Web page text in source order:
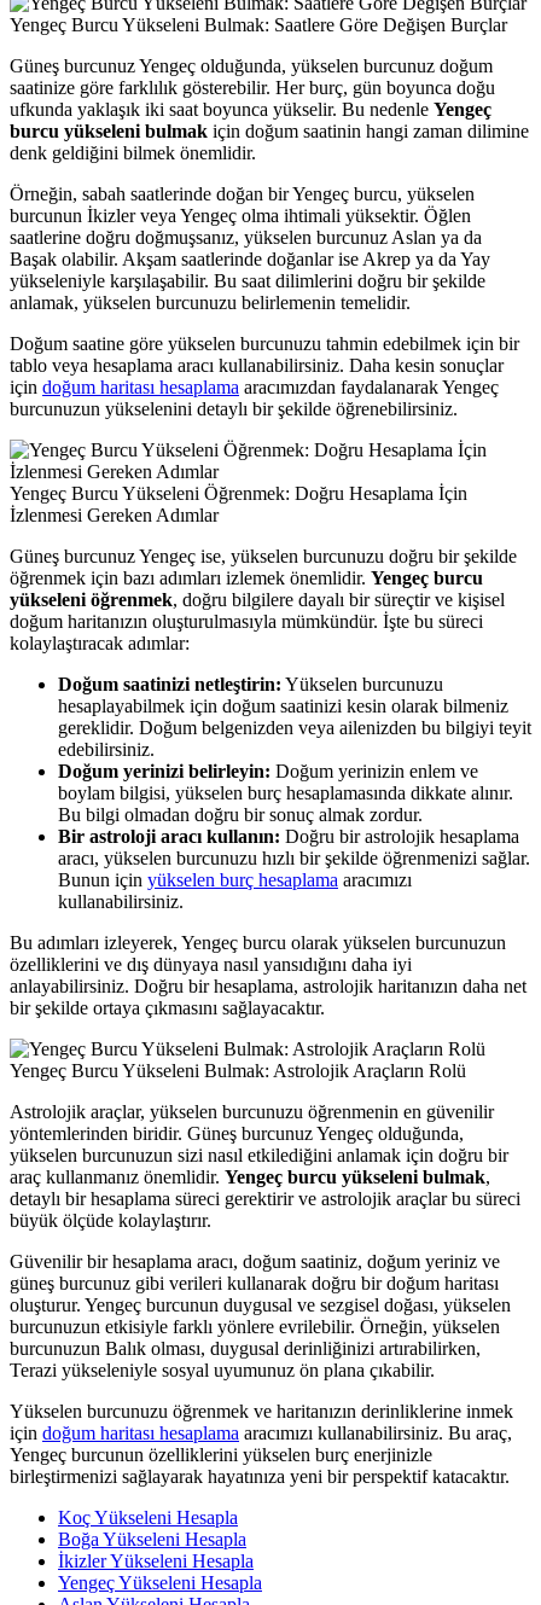
Yengeç Burcu Yükseleni Bulmak: Saatlere Göre Değişen Burçlar
Güneş burcunuz Yengeç olduğunda, yükselen burcunuz doğum
saatinize göre farklılık gösterebilir. Her burç, gün boyunca doğu
ufkunda yaklaşık iki saat boyunca yükselir. Bu nedenle Yengeç
burcu yükseleni bulmak için doğum saatinin hangi zaman dilimine
denk geldiğini bilmek önemlidir.
Örneğin, sabah saatlerinde doğan bir Yengeç burcu, yükselen
burcunun İkizler veya Yengeç olma ihtimali yüksektir. Öğlen
saatlerine doğru doğmuşsanız, yükselen burcunuz Aslan ya da
Başak olabilir. Akşam saatlerinde doğanlar ise Akrep ya da Yay
yükseleniyle karşılaşabilir. Bu saat dilimlerini doğru bir şekilde
anlamak, yükselen burcunuzu belirlemenin temelidir.
Doğum saatine göre yükselen burcunuzu tahmin edebilmek için bir
tablo veya hesaplama aracı kullanabilirsiniz. Daha kesin sonuçlar
için doğum haritası hesaplama aracımızdan faydalanarak Yengeç
burcunuzun yükselenini detaylı bir şekilde öğrenebilirsiniz.
Yengeç Burcu Yükseleni Öğrenmek: Doğru Hesaplama İçin
İzlenmesi Gereken Adımlar
Güneş burcunuz Yengeç ise, yükselen burcunuzu doğru bir şekilde
öğrenmek için bazı adımları izlemek önemlidir. Yengeç burcu
yükseleni öğrenmek, doğru bilgilere dayalı bir süreçtir ve kişisel
doğum haritanızın oluşturulmasıyla mümkündür. İşte bu süreci
kolaylaştıracak adımlar:
Doğum saatinizi netleştirin: Yükselen burcunuzu
hesaplayabilmek için doğum saatinizi kesin olarak bilmeniz
gereklidir. Doğum belgenizden veya ailenizden bu bilgiyi teyit
edebilirsiniz.
Doğum yerinizi belirleyin: Doğum yerinizin enlem ve
boylam bilgisi, yükselen burç hesaplamasında dikkate alınır.
Bu bilgi olmadan doğru bir sonuç almak zordur.
Bir astroloji aracı kullanın: Doğru bir astrolojik hesaplama
aracı, yükselen burcunuzu hızlı bir şekilde öğrenmenizi sağlar.
Bunun için yükselen burç hesaplama aracımızı
kullanabilirsiniz.
Bu adımları izleyerek, Yengeç burcu olarak yükselen burcunuzun
özelliklerini ve dış dünyaya nasıl yansıdığını daha iyi
anlayabilirsiniz. Doğru bir hesaplama, astrolojik haritanızın daha net
bir şekilde ortaya çıkmasını sağlayacaktır.
Yengeç Burcu Yükseleni Bulmak: Astrolojik Araçların Rolü
Astrolojik araçlar, yükselen burcunuzu öğrenmenin en güvenilir
yöntemlerinden biridir. Güneş burcunuz Yengeç olduğunda,
yükselen burcunuzun sizi nasıl etkilediğini anlamak için doğru bir
araç kullanmanız önemlidir. Yengeç burcu yükseleni bulmak,
detaylı bir hesaplama süreci gerektirir ve astrolojik araçlar bu süreci
büyük ölçüde kolaylaştırır.
Güvenilir bir hesaplama aracı, doğum saatiniz, doğum yeriniz ve
güneş burcunuz gibi verileri kullanarak doğru bir doğum haritası
oluşturur. Yengeç burcunun duygusal ve sezgisel doğası, yükselen
burcunuzun etkisiyle farklı yönlere evrilebilir. Örneğin, yükselen
burcunuzun Balık olması, duygusal derinliğinizi artırabilirken,
Terazi yükseleniyle sosyal uyumunuz ön plana çıkabilir.
Yükselen burcunuzu öğrenmek ve haritanızın derinliklerine inmek
için doğum haritası hesaplama aracımızı kullanabilirsiniz. Bu araç,
Yengeç burcunun özelliklerini yükselen burç enerjinizle
birleştirmenizi sağlayarak hayatınıza yeni bir perspektif katacaktır.
Koç Yükseleni Hesapla
Boğa Yükseleni Hesapla
İkizler Yükseleni Hesapla
Yengeç Yükseleni Hesapla